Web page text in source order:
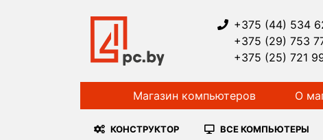
+375 (44) 534
+375 (29) 753
+375 (25) 721
Магазин компьютеров О
КОНСТРУКТОР ВСЕ КОМПЬЮТЕРЫ